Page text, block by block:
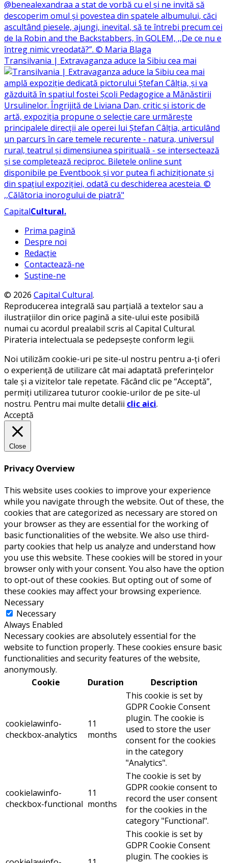
Transilvania | Extravaganza aduce la Sibiu cea mai
CapitalCultural.
Prima pagină
Despre noi
Redacție
Contactează-ne
Susține-ne
© 2026 Capital Cultural.
Reproducerea integrală sau parțială a textelor sau a
ilustrațiilor din orice pagină a site-ului este posibilă
numai cu acordul prealabil scris al Capital Cultural.
Pirateria intelectuala se pedepsește conform legii.
Noi utilizăm cookie-uri pe site-ul nostru pentru a-ți oferi
o experiență de utilizare cât mai adaptată preferințelor
tale și a vizitelor tale repetate. Făcând clic pe “Acceptă”,
permiți utilizarea tuturor cookie-urilor de pe site-ul
nostru. Pentru mai multe detalii clic aici.
Acceptă
Close
Privacy Overview
This website uses cookies to improve your experience
while you navigate through the website. Out of these, the
cookies that are categorized as necessary are stored on
your browser as they are essential for the working of
basic functionalities of the website. We also use third-
party cookies that help us analyze and understand how
you use this website. These cookies will be stored in your
browser only with your consent. You also have the option
to opt-out of these cookies. But opting out of some of
these cookies may affect your browsing experience.
Necessary
Necessary
Always Enabled
Necessary cookies are absolutely essential for the
website to function properly. These cookies ensure basic
functionalities and security features of the website,
anonymously.
Cookie
Duration Description
cookielawinfo-
checkbox-analytics
11
months
This cookie is set by
GDPR Cookie Consent
plugin. The cookie is
used to store the user
consent for the cookies
in the category
"Analytics".
cookielawinfo-
checkbox-functional
11
months
The cookie is set by
GDPR cookie consent to
record the user consent
for the cookies in the
category "Functional".
This cookie is set by
GDPR Cookie Consent
plugin. The cookies is